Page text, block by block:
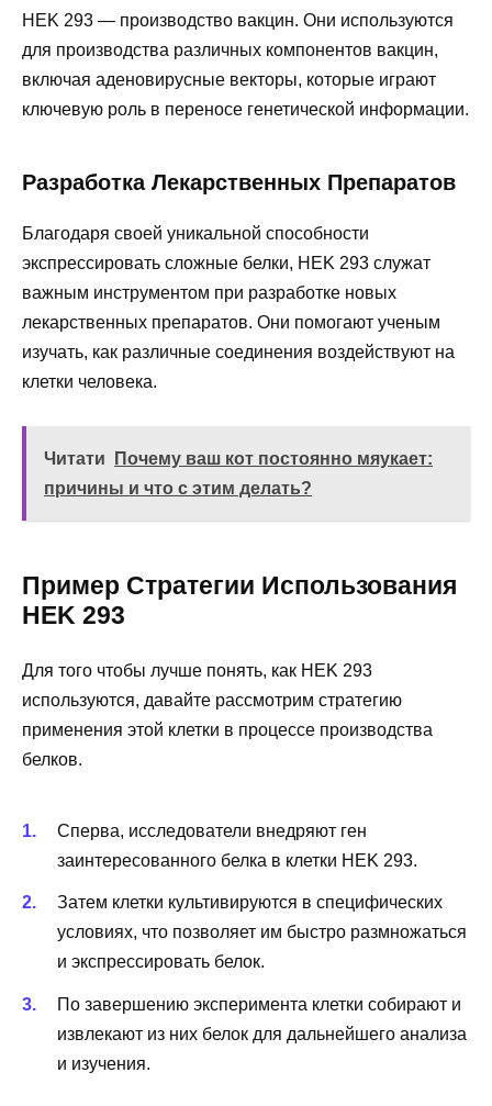
HEK 293 — производство вакцин. Они используются
для производства различных компонентов вакцин,
включая аденовирусные векторы, которые играют
ключевую роль в переносе генетической информации.
Разработка Лекарственных Препаратов
Благодаря своей уникальной способности
экспрессировать сложные белки, HEK 293 служат
важным инструментом при разработке новых
лекарственных препаратов. Они помогают ученым
изучать, как различные соединения воздействуют на
клетки человека.
Читати
Почему ваш кот постоянно мяукает:
причины и что с этим делать?
Пример Стратегии Использования
HEK 293
Для того чтобы лучше понять, как HEK 293
используются, давайте рассмотрим стратегию
применения этой клетки в процессе производства
белков.
Сперва, исследователи внедряют ген
заинтересованного белка в клетки HEK 293.
Затем клетки культивируются в специфических
условиях, что позволяет им быстро размножаться
и экспрессировать белок.
По завершению эксперимента клетки собирают и
извлекают из них белок для дальнейшего анализа
и изучения.